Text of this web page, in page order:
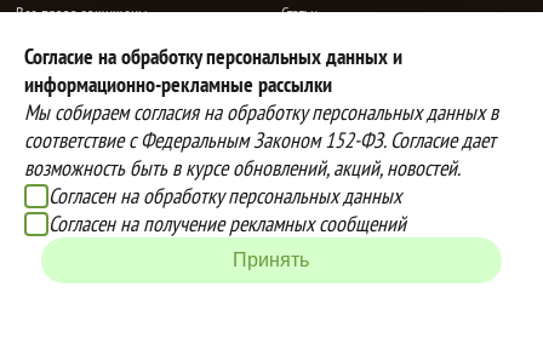
Согласие на обработку персональных данных и
информационно-рекламные рассылки
Мы собираем согласия на обработку персональных данных в
соответствие с Федеральным Законом 152-ФЗ. Согласие дает
возможность быть в курсе обновлений, акций, новостей.
Согласен на обработку персональных данных
Согласен на получение рекламных сообщений
Принять
Все права защищены.
E-mail:mail@semenauspeha.ru
Телефон: +7 (8352) 28-80-34
Адрес: г. Чебоксары, пр. Мира 76 А
Статьи
Способы оплаты
Вы можете оплатить покупки
наличными при получении товара,
либо выбрать другой способ оплаты
Инструкция по оплате банковской
Доставка
Наша компания осуществляет
бесплатную
доставку до терминалов транспортных
компаний.